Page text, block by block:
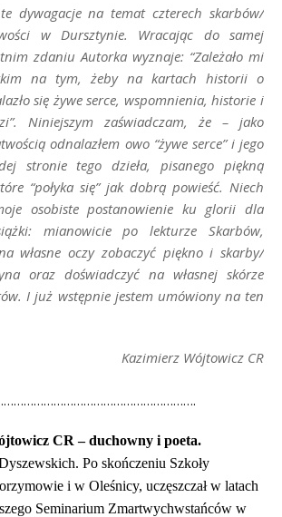
dywagacje na temat czterech skarbów/
w Dursztynie. Wracając do samej
zdaniu Autorka wyznaje: “Zależało mi
na tym, żeby na kartach historii o
się żywe serce, wspomnienia, historie i
Niniejszym zaświadczam, że – jako
odnalazłem owo “żywe serce” i jego
stronie tego dzieła, pisanego piękną
“połyka się” jak dobrą powieść. Niech
osobiste postanowienie ku glorii dla
mianowicie po lekturze Skarbów,
własne oczy zobaczyć piękno i skarby/
oraz doświadczyć na własnej skórze
I już wstępnie jestem umówiony na ten
Kazimierz Wójtowicz CR
CR – duchowny i poeta.
Po skończeniu Szkoły
i w Oleśnicy, uczęszczał w latach
Seminarium Zmartwychwstańców w